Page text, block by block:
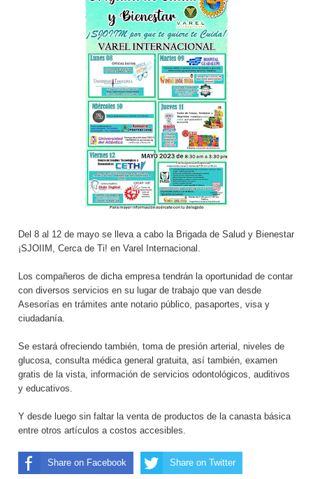
Del 8 al 12 de mayo se lleva a cabo la Brigada de Salud y Bienestar
¡SJOIIM, Cerca de Ti! en Varel Internacional.
Los compañeros de dicha empresa tendrán la oportunidad de contar
con diversos servicios en su lugar de trabajo que van desde
Asesorías en trámites ante notario público, pasaportes, visa y
ciudadanía.
Se estará ofreciendo también, toma de presión arterial, niveles de
glucosa, consulta médica general gratuita, así también, examen
gratis de la vista, información de servicios odontológicos, auditivos
y educativos.
Y desde luego sin faltar la venta de productos de la canasta básica
entre otros artículos a costos accesibles.
Share on Facebook Share on Twitter